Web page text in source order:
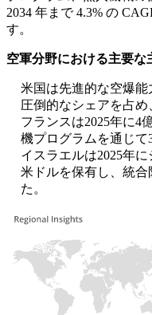
2034 年まで 4.3% の
す。
空軍分野における主要な
米国は先進的な空爆能
圧倒的なシェアを占め
フランスは2025年に4
機プログラムを通じて
イスラエルは2025年
米ドルを保有し、統
た。